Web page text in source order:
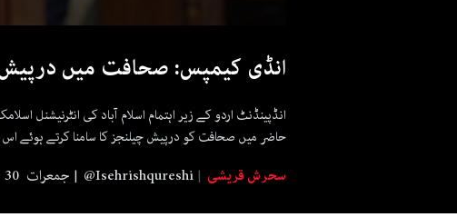
انڈی کیمپس: صحافت میں
انڈپینڈنٹ اردو کے زیر اہتمام اسلام آباد کی انٹرنیشنل
حاضر میں صحافت کو درپیش چیلنجز کا سامنا کرتے ہوئے اس
سحرش قریشی @Isehrishqureshi جمعرات 30 نومبر 2023 8:00